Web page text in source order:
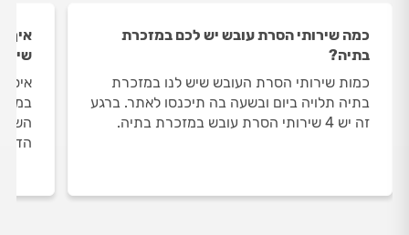
כמה שירותי הסרת עובש יש לכם במזכרת
בתיה?
כמות שירותי הסרת העובש שיש לנו במזכרת
בתיה תלויה ביום ובשעה בה תיכנסו לאתר. ברגע
זה יש 4 שירותי הסרת עובש במזכרת בתיה.
איך